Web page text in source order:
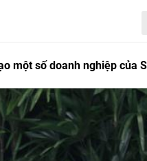
một số doanh nghiệp của